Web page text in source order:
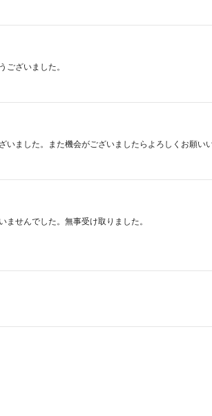
ございました。
いました。また機会がございましたらよろしくお願い
せんでした。無事受け取りました。